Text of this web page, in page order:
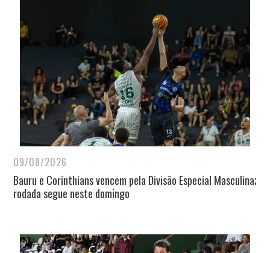
09/08/2026
Bauru e Corinthians vencem pela Divisão Especial Masculina;
rodada segue neste domingo